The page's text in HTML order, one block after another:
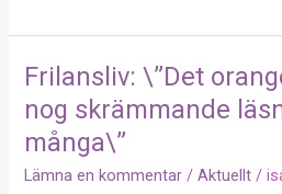
Frilansliv: \”Det
nog skrämmande
många\”
Lämna en kommentar /Aktuellt /
Frilansliv:
orangea
kuvertet
är